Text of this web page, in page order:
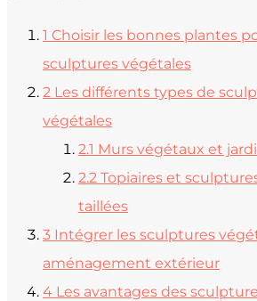
1 Choisir les bonnes plantes
sculptures végétales
2 Les différents types de
végétales
2.1 Murs végétaux et
2.2 Topiaires et
taillées
3 Intégrer les sculptures
aménagement extérieur
4 Les avantages des